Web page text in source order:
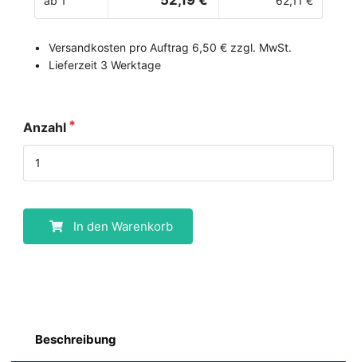
Versandkosten pro Auftrag 6,50 € zzgl. MwSt.
Lieferzeit 3 Werktage
Anzahl
In den Warenkorb
Beschreibung